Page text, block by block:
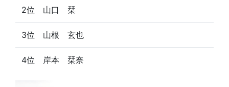
2位 山口 栞
3位 山根 玄也
4位 岸本 栞奈